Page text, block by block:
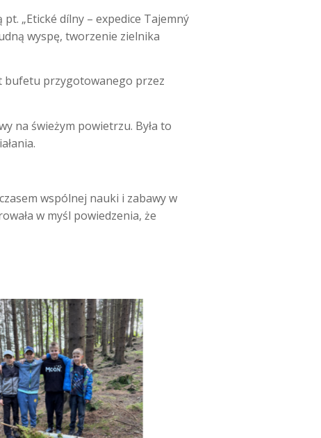
„Etické dílny – expedice Tajemný
wyspę, tworzenie zielnika
bufetu przygotowanego przez
na świeżym powietrzu. Była to
wspólnej nauki i zabawy w
w myśl powiedzenia, że